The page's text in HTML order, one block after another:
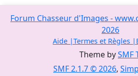
Theme bySMF
SMF 2.1.7 © 2026,
Forum Chasseur d'Images -
2026
Aide Termes et Règles